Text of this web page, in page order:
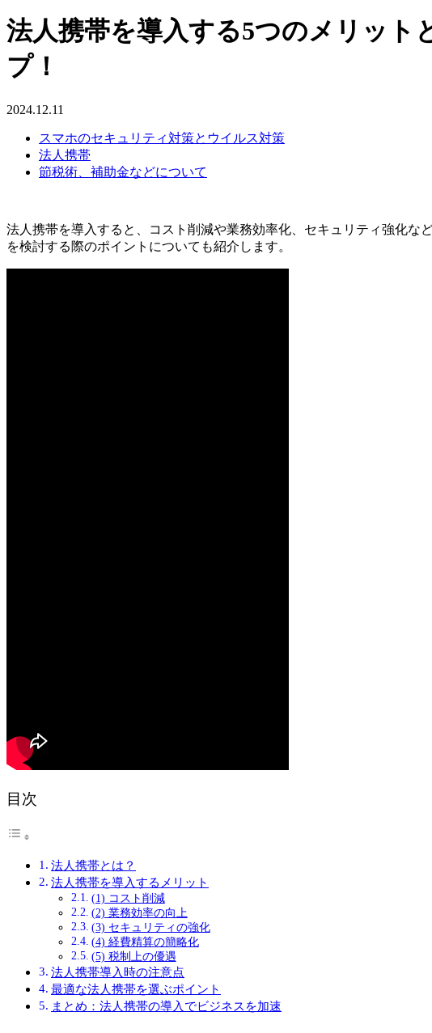
法人携帯を導入する5つのメリット
プ！
2024.12.11
スマホのセキュリティ対策とウイルス対策
法人携帯
節税術、補助金などについて
法人携帯を導入すると、コスト削減や業務効率化、セキュリティ強化
を検討する際のポイントについても紹介します。
目次
法人携帯とは？
法人携帯を導入するメリット
(1) コスト削減
(2) 業務効率の向上
(3) セキュリティの強化
(4) 経費精算の簡略化
(5) 税制上の優遇
法人携帯導入時の注意点
最適な法人携帯を選ぶポイント
まとめ：法人携帯の導入でビジネスを加速